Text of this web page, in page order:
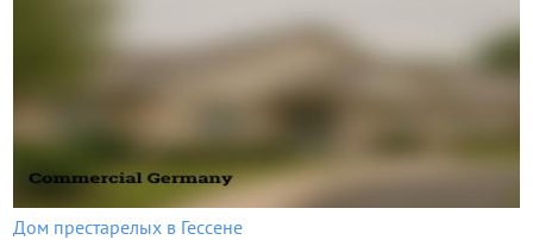
Дом престарелых в Гессене